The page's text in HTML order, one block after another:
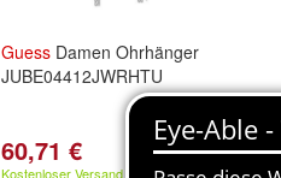
Guess Damen Ohrhänger
JUBE04412JWRHTU
60,71 €
Kostenloser Versand